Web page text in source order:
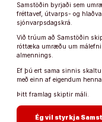
Samstöðin byrjaði sem
fréttavef, útvarps- og
sjónvarpsdagskrá.
Við trúum að Samstöðin
róttæka umræðu um
almennings.
Ef þú ert sama sinnis
með einn af eigendum
Þitt framlag skiptir máli.
Ég vil styrkja